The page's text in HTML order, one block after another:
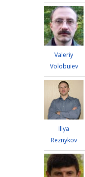
Valeriy
Volobuiev
Illya
Reznykov